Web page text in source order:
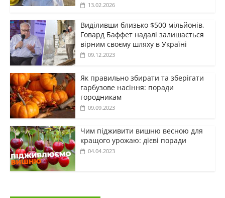
13.02.2026
Виділивши близько $500 мільйонів,
Говард Баффет надалі залишається
вірним своєму шляху в Україні
09.12.2023
Як правильно збирати та зберігати
гарбузове насіння: поради
городникам
09.09.2023
Чим підживити вишню весною для
кращого урожаю: дієві поради
04.04.2023